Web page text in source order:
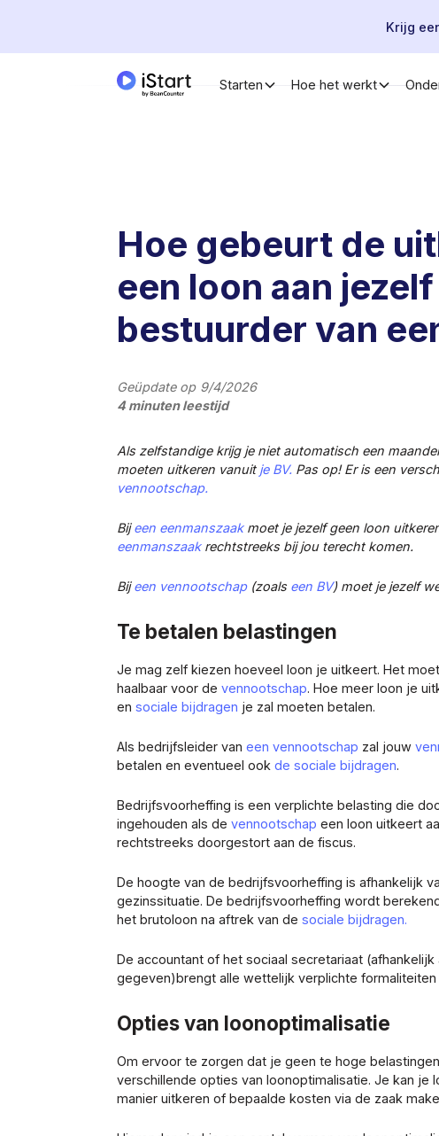
Krijg
Starten Hoe het werkt
Hoe gebeurt de
een loon aan
bestuurder van
Geüpdate op 9/4/2026
4 minuten leestijd
Als zelfstandige krijg je niet automatisch een
moeten uitkeren vanuitje BV. Pas op! Er is een
vennootschap.
Bijeen eenmanszaakmoet je jezelf geen loon
eenmanszaakrechtstreeks bij jou terecht komen.
Bijeen vennootschap(zoals een BV) moet je jezelf
Te betalen belastingen
Je mag zelf kiezen hoeveel loon je uitkeert. Het
haalbaar voor de vennootschap. Hoe meer loon je
en sociale bijdragen je zal moeten betalen.
Als bedrijfsleider van een vennootschap zal jouw
betalen en eventueel ook de sociale bijdragen.
Bedrijfsvoorheffing is een verplichte belasting die
ingehouden als de vennootschap een loon uitkeert
rechtstreeks doorgestort aan de fiscus.
De hoogte van de bedrijfsvoorheffing is afhankelijk
gezinssituatie. De bedrijfsvoorheffing wordt
het brutoloon na aftrek van de sociale bijdragen.
De accountant of het sociaal secretariaat
gegeven)brengt alle wettelijk verplichte formaliteiten
Opties van loonoptimalisatie
Om ervoor te zorgen dat je geen te hoge
verschillende opties van loonoptimalisatie. Je kan je
manier uitkeren of bepaalde kosten via de zaak